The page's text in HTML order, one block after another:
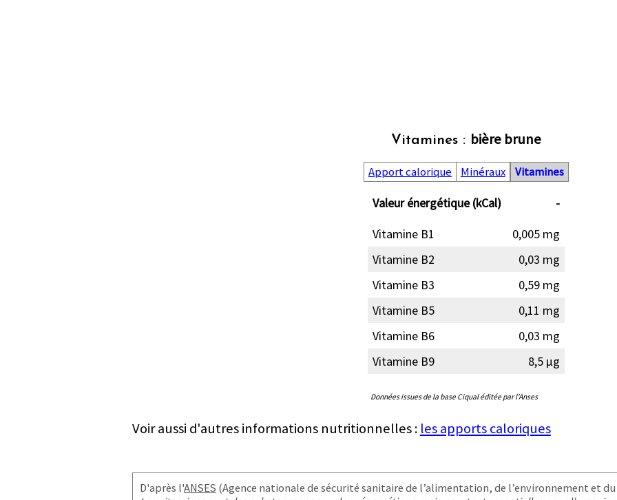
Vitamines : bière brune
Apport calorique Minéraux Vitamines
Valeur énergétique (kCal)
-
Vitamine B1
0,005 mg
Vitamine B2
0,03 mg
Vitamine B3
0,59 mg
Vitamine B5
0,11 mg
Vitamine B6
0,03 mg
Vitamine B9
8,5 µg
Données issues de la base Ciqual éditée par l'Anses
Voir aussi d'autres informations nutritionnelles : les apports caloriques
D'après l'ANSES (Agence nationale de sécurité sanitaire de l’alimentation, de l’environnement et